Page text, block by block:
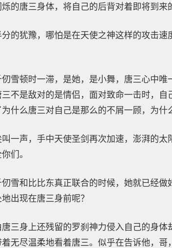
的唐三身体，将自己的后背对着即将到来
的犹豫，哪怕是在天使之神这样的攻击
雪顿时一滞，是她，是小舞，唐三心中
不是敌对的是情侣，面对致命一击时，自
什么唐三对自己是那么的不屑一顾，为什
一声，手中天使圣剑再次加速，澎湃的
们。
雪和比比东真正联合的时候，她就已经
出现在唐三身前呢？
三身上还残留的罗刹神力侵入自己的身体
无尽温柔地看着唐三。似乎在告诉他，哥